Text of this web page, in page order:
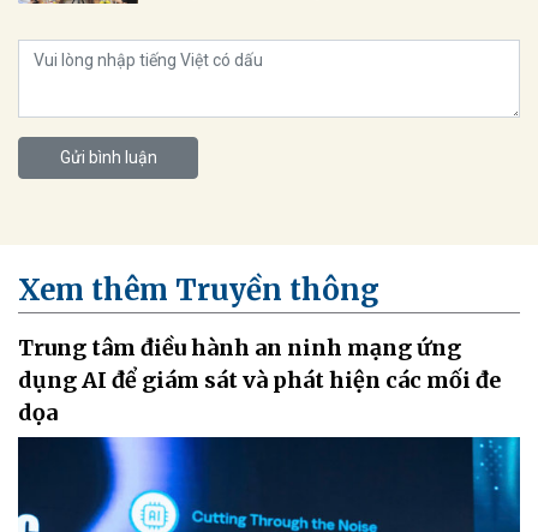
Gửi bình luận
Xem thêm Truyền thông
Trung tâm điều hành an ninh mạng ứng
dụng AI để giám sát và phát hiện các mối đe
dọa